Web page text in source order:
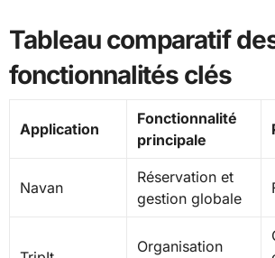
Tableau comparatif
fonctionnalités clés
Application
Fonctionnalité
principale
Navan
Réservation et
gestion globale
Organisation